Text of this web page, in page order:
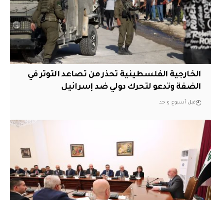
الخارجية الفلسطينية تحذر من تصاعد التوتر في
الضفة وتدعو لتحرك دولي ضد إسرائيل
قبل أسبوع واحد